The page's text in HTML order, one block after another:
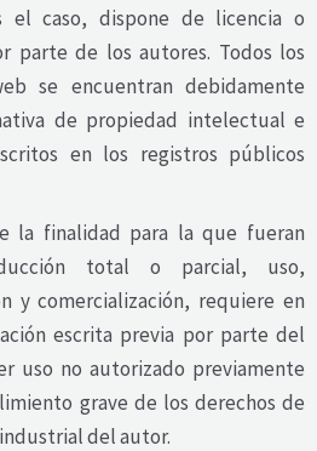
el caso, dispone de licencia o
parte de los autores. Todos los
se encuentran debidamente
de propiedad intelectual e
en los registros públicos
la finalidad para la que fueran
total o parcial, uso,
y comercialización, requiere en
escrita previa por parte del
uso no autorizado previamente
grave de los derechos de
del autor.